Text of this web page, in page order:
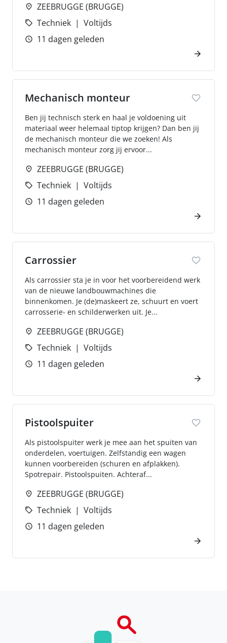
ZEEBRUGGE (BRUGGE)
Techniek
Voltijds
11 dagen geleden
Mechanisch monteur
Ben jij technisch sterk en haal je voldoening uit
materiaal weer helemaal tiptop krijgen? Dan ben jij
de mechanisch monteur die we zoeken! Als
mechanisch monteur zorg jij ervoor...
ZEEBRUGGE (BRUGGE)
Techniek
Voltijds
11 dagen geleden
Carrossier
Als carrossier sta je in voor het voorbereidend werk
van de nieuwe landbouwmachines die
binnenkomen. Je (de)maskeert ze, schuurt en voert
carrosserie- en schilderwerken uit. Je...
ZEEBRUGGE (BRUGGE)
Techniek
Voltijds
11 dagen geleden
Pistoolspuiter
Als pistoolspuiter werk je mee aan het spuiten van
onderdelen, voertuigen. Zelfstandig een wagen
kunnen voorbereiden (schuren en afplakken).
Spotrepair. Pistoolspuiten. Achteraf...
ZEEBRUGGE (BRUGGE)
Techniek
Voltijds
11 dagen geleden